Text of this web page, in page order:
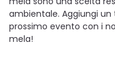
ambientale. Aggiungi
prossimo evento con i
mela!